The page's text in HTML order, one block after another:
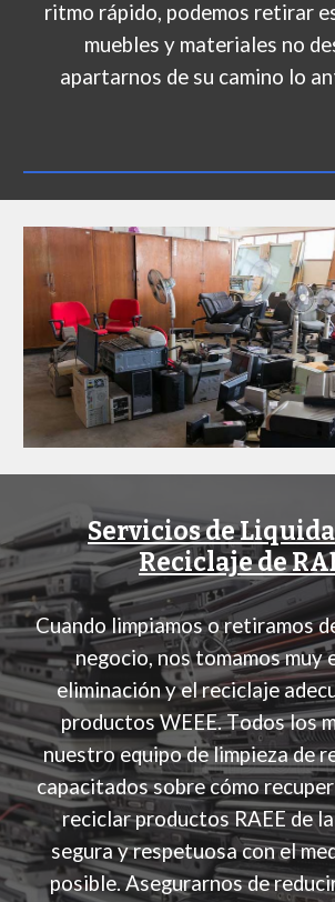
ritmo rápido, podemos retirar
muebles y materiales no
apartarnos de su camino lo
Servicios de
Reciclaje de
Cuando limpiamos o retiramos
negocio, nos tomamos muy
eliminación y el reciclaje
productos WEEE.Todos los
nuestro equipo de limpieza de
capacitados sobre cómo
reciclar productos RAEE de
segura y respetuosa con el
posible. Asegurarnos de